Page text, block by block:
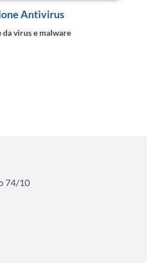
Antivirus
da virus e malware
74/10